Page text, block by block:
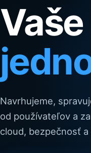
Vaše
Navrhujeme,
od používateľov a
cloud, bezpečnosť a